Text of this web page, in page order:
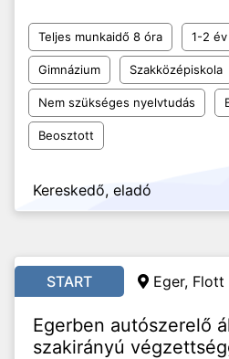
Teljes munkaidő 8 óra 1-2
Gimnázium Szakközépiskola
Nem szükséges nyelvtudás
Beosztott
Kereskedő, eladó
START Eger,
Egerben autószerelő
szakirányú